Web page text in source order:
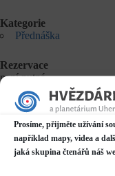
Prosíme, přijměte užívání
například mapy, videa a
jaká skupina čtenářů náš
Kategorie
Přednáška
Rezervace
není nutná
Přednáší
Ing. Tomáš Přibyl
50 Kč